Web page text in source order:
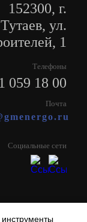
152300, г.
Тутаев, ул.
1
Телефоны
059 18 00
Почта
Социальные сети